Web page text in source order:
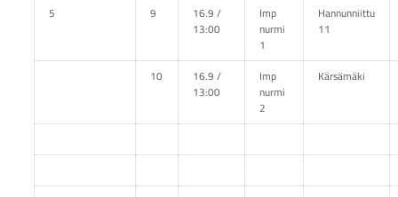
5 9
16.9 /
13:00
Imp
nurmi
1
Hannunniittu
11
10
16.9 /
13:00
Imp
nurmi
2
Kärsämäki